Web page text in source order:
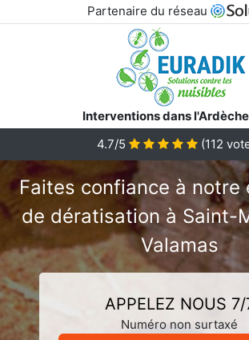
Partenaire du réseau
Interventions dans
4.7/5
(112
Faites confiance à notre
de dératisation à Saint-
Valamas
APPELEZ NOUS 7/
Numéro non surtaxé